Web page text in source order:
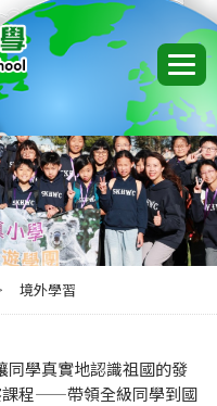
境外學習
學真實地認識祖國的發
課程——帶領全級同學到國